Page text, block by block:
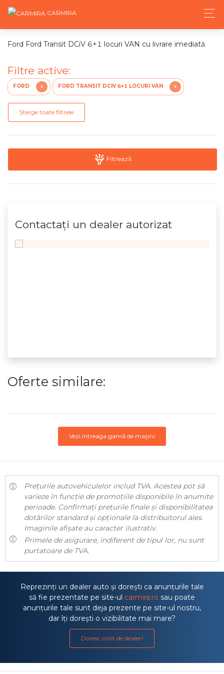
CARMIRA
Ford Ford Transit DCiV 6+1 locuri VAN cu livrare imediată
Filtre active:
FORD X FORD TRANSIT DCIV 6+1 LOCURI VAN X
Șterge toate filtrele
Filtrează
Contactaţi un dealer autorizat
Oferte similare:
Vezi întreaga gamă de mașini
Prețurile autovehiculelor includ TVA. Acestea pot să
varieze în funcție de promoțiile disponibile în anumite
perioade. Confirmați prețurile finale și disponibilitatea
dotărilor standard și opționale la distribuitorul ales.
Imaginile afișate au caracter ilustrativ.
Primele de asigurare, indiferent de tipul lor, nu sunt
purtatoare de TVA.
Reprezinți un dealer auto și dorești ca anunțurile tale
să fie prezentate pe site-ul carmira.ro sau poate
anunțurile tale sunt deja prezente pe site-ul nostru,
dar îți dorești o vizibilitate mai mare?
Doresc cont de dealer!